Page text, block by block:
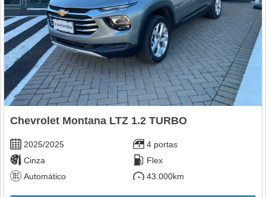
Chevrolet Montana LTZ 1.2 TURBO
2025/2025
4 portas
Cinza
Flex
Automático
43.000km